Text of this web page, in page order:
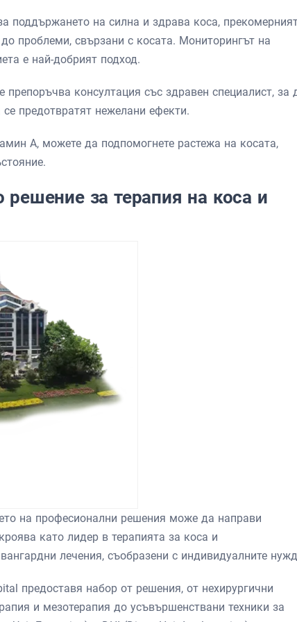
поддържането на силна и здрава коса,
проблеми, свързани с косата. Мониторингът на
е най-добрият подход.
препоръчва консултация със здравен специалист, за
предотвратят нежелани ефекти.
А, можете да подпомогнете растежа на косата,
за терапия на коса и
на професионални решения може да направи
като лидер в терапията за коса и
лечения, съобразени с индивидуалните
предоставя набор от решения, от нехирургични
и мезотерапия до усъвършенствани техники за